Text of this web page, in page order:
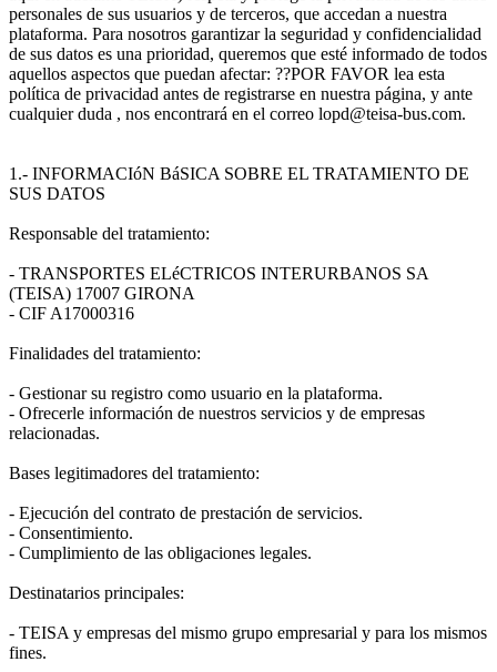
personales de sus usuarios y de terceros, que accedan a nuestra
plataforma. Para nosotros garantizar la seguridad y confidencialidad
de sus datos es una prioridad, queremos que esté informado de todos
aquellos aspectos que puedan afectar: ??POR FAVOR lea esta
política de privacidad antes de registrarse en nuestra página, y ante
cualquier duda , nos encontrará en el correo lopd@teisa-bus.com.
1.- INFORMACIóN BáSICA SOBRE EL TRATAMIENTO DE
SUS DATOS
Responsable del tratamiento:
- TRANSPORTES ELéCTRICOS INTERURBANOS SA
(TEISA) 17007 GIRONA
- CIF A17000316
Finalidades del tratamiento:
- Gestionar su registro como usuario en la plataforma.
- Ofrecerle información de nuestros servicios y de empresas
relacionadas.
Bases legitimadores del tratamiento:
- Ejecución del contrato de prestación de servicios.
- Consentimiento.
- Cumplimiento de las obligaciones legales.
Destinatarios principales:
- TEISA y empresas del mismo grupo empresarial y para los mismos
fines.